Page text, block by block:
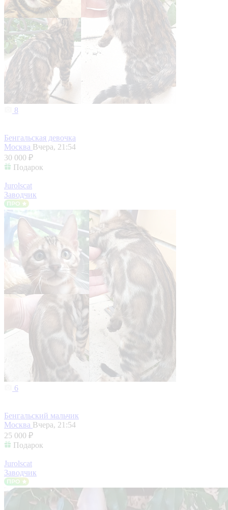
8
Бенгальская девочка
Москва Вчера, 21:54
30 000 ₽
Подарок
Jurolscat
Заводчик
6
Бенгальский мальчик
Москва Вчера, 21:54
25 000 ₽
Подарок
Jurolscat
Заводчик